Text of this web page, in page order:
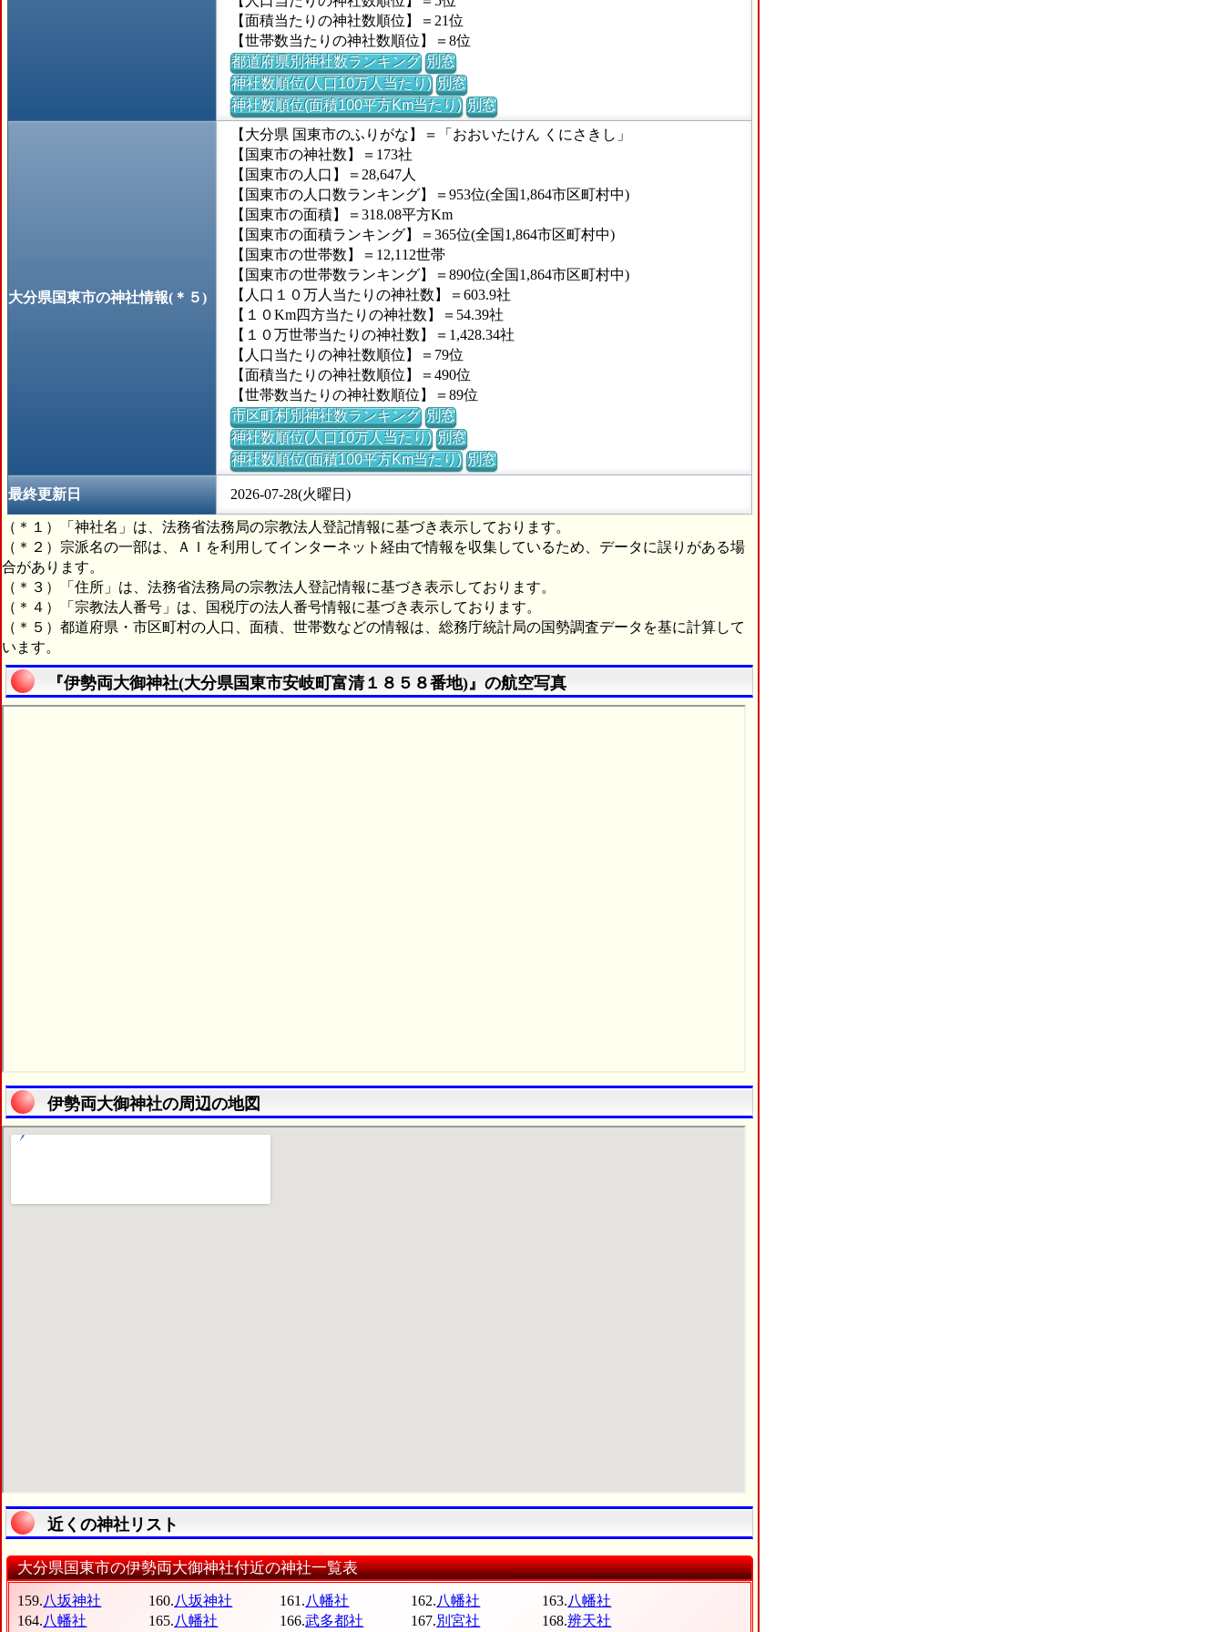
【面積当たりの神社数順位】＝21位
【世帯数当たりの神社数順位】＝8位
都道府県別神社数ランキング 別窓
神社数順位(人口10万人当たり) 別窓
神社数順位(面積100平方Km当たり) 別窓
大分県国東市の神社情報(＊５)
【大分県 国東市のふりがな】＝「おおいたけん くにさきし」
【国東市の神社数】＝173社
【国東市の人口】＝28,647人
【国東市の人口数ランキング】＝953位(全国1,864市区町村中)
【国東市の面積】＝318.08平方Km
【国東市の面積ランキング】＝365位(全国1,864市区町村中)
【国東市の世帯数】＝12,112世帯
【国東市の世帯数ランキング】＝890位(全国1,864市区町村中)
【人口１０万人当たりの神社数】＝603.9社
【１０Km四方当たりの神社数】＝54.39社
【１０万世帯当たりの神社数】＝1,428.34社
【人口当たりの神社数順位】＝79位
【面積当たりの神社数順位】＝490位
【世帯数当たりの神社数順位】＝89位
市区町村別神社数ランキング 別窓
神社数順位(人口10万人当たり) 別窓
神社数順位(面積100平方Km当たり) 別窓
最終更新日 2026-07-28(火曜日)
（＊１）「神社名」は、法務省法務局の宗教法人登記情報に基づき表示しております。
（＊２）宗派名の一部は、ＡＩを利用してインターネット経由で情報を収集しているため、データに誤りがある場
合があります。
（＊３）「住所」は、法務省法務局の宗教法人登記情報に基づき表示しております。
（＊４）「宗教法人番号」は、国税庁の法人番号情報に基づき表示しております。
（＊５）都道府県・市区町村の人口、面積、世帯数などの情報は、総務庁統計局の国勢調査データを基に計算して
います。
『伊勢両大御神社(大分県国東市安岐町富清１８５８番地)』の航空写真
伊勢両大御神社の周辺の地図
近くの神社リスト
大分県国東市の伊勢両大御神社付近の神社一覧表
159.八坂神社 160.八坂神社 161.八幡社 162.八幡社 163.八幡社
164.八幡社 165.八幡社 166.武多都社 167.別宮社 168.辨天社